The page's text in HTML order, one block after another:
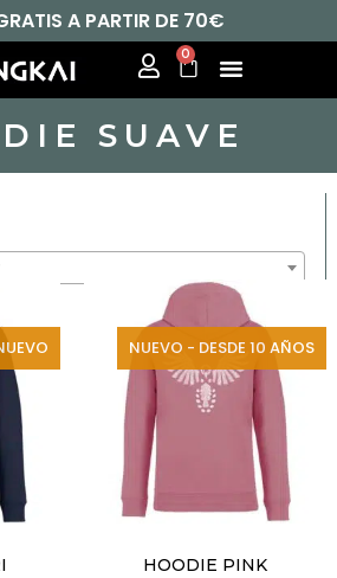
A PARTIR DE 70€
0
SUAVE
NUEVO - DESDE 10 AÑOS
HOODIE PINK